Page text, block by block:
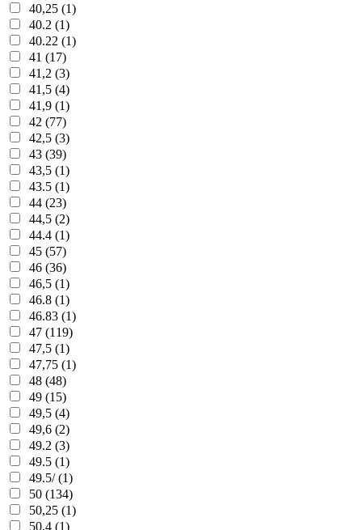
40,25 (1)
40.2 (1)
40.22 (1)
41 (17)
41,2 (3)
41,5 (4)
41,9 (1)
42 (77)
42,5 (3)
43 (39)
43,5 (1)
43.5 (1)
44 (23)
44,5 (2)
44.4 (1)
45 (57)
46 (36)
46,5 (1)
46.8 (1)
46.83 (1)
47 (119)
47,5 (1)
47,75 (1)
48 (48)
49 (15)
49,5 (4)
49,6 (2)
49.2 (3)
49.5 (1)
49.5/ (1)
50 (134)
50,25 (1)
50,4 (1)